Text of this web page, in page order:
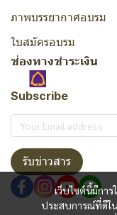
เว็บไซต์นี้มีกา
ประสบการณ์ที่ดีใน
ภาพบรรยากาศอบรม
ใบสมัครอบรม
ช่องทางชำระเงิน
Subscribe
รับข่าวสาร